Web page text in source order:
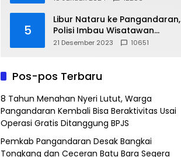
5
Libur Nataru ke Pangandaran,
Polisi Imbau Wisatawan
Gunakan Jalur Arteri
21 Desember 2023 10651
Pos-pos Terbaru
8 Tahun Menahan Nyeri Lutut, Warga
Pangandaran Kembali Bisa Beraktivitas Usai
Operasi Gratis Ditanggung BPJS
Pemkab Pangandaran Desak Bangkai
Tongkang dan Ceceran Batu Bara Segera